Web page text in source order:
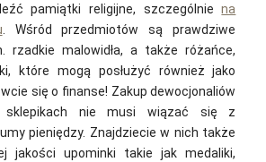
pamiątki religijne, szczególniena
. Wśród przedmiotów są prawdziwe
rzadkie malowidła, a także różańce,
które mogą posłużyć również jako
się o finanse! Zakup dewocjonaliów
sklepikach nie musi wiązać się z
pieniędzy. Znajdziecie w nich także
jakości upominki takie jak medaliki,